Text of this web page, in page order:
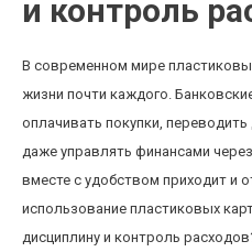
и контроль
В современном мире
жизни почти каждого.
оплачивать покупки,
даже управлять финансами
вместе с удобством приходит и
использование пластиковых
дисциплину и контроль